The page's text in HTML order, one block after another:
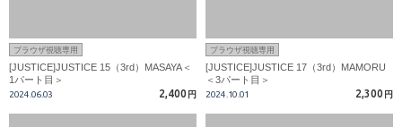
ブラウザ視聴専用
[JUSTICE]JUSTICE 15（3rd）MASAYA＜
1パート目＞
2024.06.03 2,400 円
ブラウザ視聴専用
[JUSTICE]JUSTICE 17（3rd）MAMORU
＜3パート目＞
2024.10.01 2,300 円